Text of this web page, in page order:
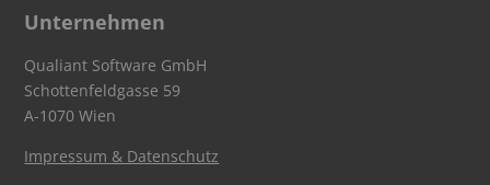
Unternehmen
Qualiant Software GmbH
Schottenfeldgasse 59
A-1070 Wien
Impressum & Datenschutz